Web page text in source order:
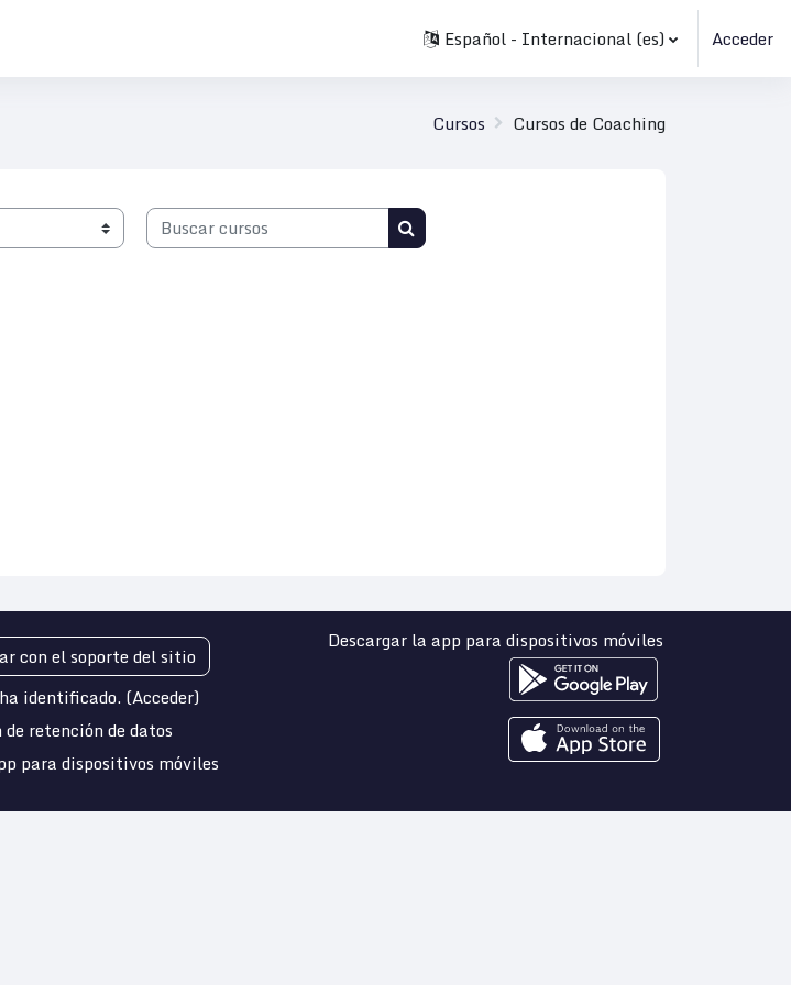
Español - Internacional ‎(es)‎ Acceder
Cursos Cursos de Coaching
Buscar cursos Buscar cursos
con el soporte del sitio
identificado. (Acceder)
de retención de datos
para dispositivos móviles
Descargar la app para dispositivos móviles